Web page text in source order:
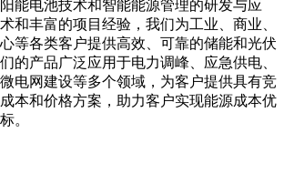
能电池技术和智能能源管理的研发与应
和丰富的项目经验，我们为工业、商业、
等各类客户提供高效、可靠的储能和光伏
的产品广泛应用于电力调峰、应急供电、
电网建设等多个领域，为客户提供具有竞
本和价格方案，助力客户实现能源成本优
。